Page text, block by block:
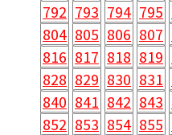
792 793 794 795
804 805 806 807
816 817 818 819
828 829 830 831
840 841 842 843
852 853 854 855